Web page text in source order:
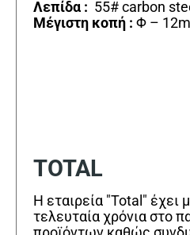
Λεπίδα : 55# carbon
Μέγιστη κοπή : Φ –
TOTAL
Η εταιρεία "Total" έχει
τελευταία χρόνια στο